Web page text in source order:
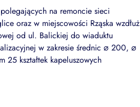
na remoncie sieci
oraz w miejscowości Rząska wzdłuż
od ul. Balickiej do wiaduktu
w zakresie średnic ⌀ 200, ⌀
kształtek kapeluszowych